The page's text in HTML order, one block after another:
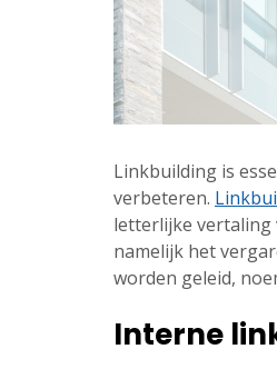
Linkbuilding is
verbeteren.
letterlijke vertaling
namelijk het
worden geleid,
Interne